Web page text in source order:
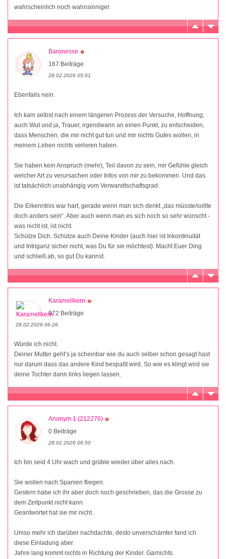
wahrscheinlich noch wahnsinniger.
Baronesse
167 Beiträge
28.02.2026 05:01
Ebenfalls nein.
Ich kam selbst nach einem längeren Prozess der Versuche, Hoffnung,
auch Wut und ja, Trauer, irgendwann an einen Punkt, zu entscheiden,
dass Menschen, die mir nicht gut tun und mir nichts Gutes wollen, in
meinem Leben nichts verloren haben.
Sie haben kein Anspruch (mehr), Teil davon zu sein, mir Gefühle gleich
welcher Art zu verursachen oder Infos von mir zu bekommen. Und das
ist tatsächlich unabhängig vom Verwandtschaftsgrad.
Die Erkenntnis war hart, gerade wenn man sich denkt „das müsste/sollte
doch anders sein“. Aber auch wenn man es sich noch so sehr wünscht -
was nicht ist, ist nicht.
Schütze Dich. Schütze auch Deine Kinder (auch hier ist Inkontinuität
und Intriganz sicher nicht, was Du für sie möchtest). Macht Euer Ding
und schließ ab, so gut Du kannst.
Karamellkern
972 Beiträge
28.02.2026 06:26
Würde ich nicht.
Deiner Mutter geht’s ja scheinbar wie du auch selber schon gesagt hast
nur darum dass das andere Kind bespaßt wird. So wie es klingt wird sie
deine Tochter dann links liegen lassen.
Anonym 1 (212276)
0 Beiträge
28.02.2026 06:50
Ich bin seid 4 Uhr wach und grüble wieder über alles nach.
Sie wollen nach Spanien fliegen.
Gestern habe ich ihr aber doch noch geschrieben, das die Grosse zu
dem Zeitpunkt nicht kann.
Geantwortet hat sie mir nicht.
Umso mehr ich darüber nachdachte, desto unverschämter fand ich
diese Einladung aber.
Jahre lang kommt nichts in Richtung der Kinder. Garnichts.